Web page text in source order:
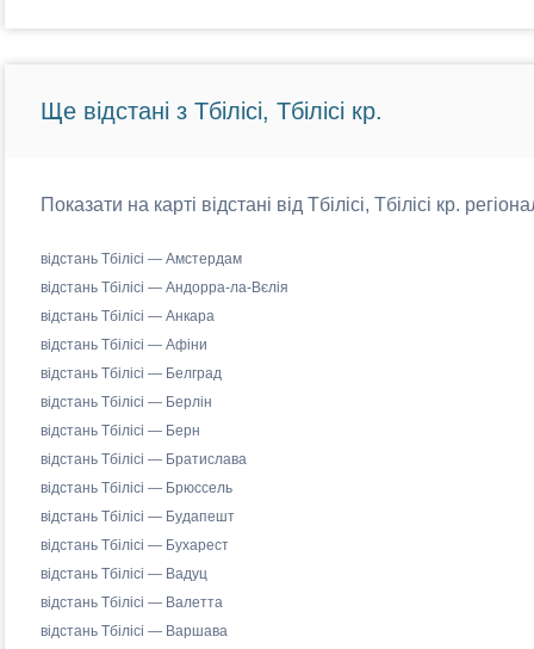
Ще відстані з Тбілісі, Тбілісі кр.
Показати на карті відстані від Тбілісі, Тбілісі кр.
відстань Тбілісі — Амстердам
відстань Тбілісі — Андорра-ла-Вєлія
відстань Тбілісі — Анкара
відстань Тбілісі — Афіни
відстань Тбілісі — Белград
відстань Тбілісі — Берлін
відстань Тбілісі — Берн
відстань Тбілісі — Братислава
відстань Тбілісі — Брюссель
відстань Тбілісі — Будапешт
відстань Тбілісі — Бухарест
відстань Тбілісі — Вадуц
відстань Тбілісі — Валетта
відстань Тбілісі — Варшава